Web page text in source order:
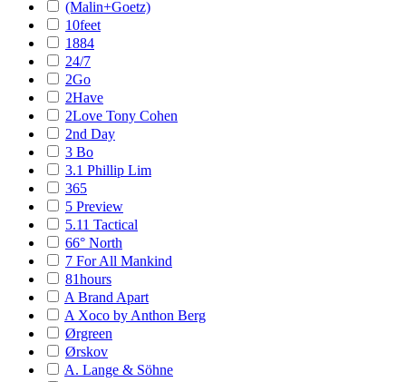
(Malin+Goetz)
10feet
1884
24/7
2Go
2Have
2Love Tony Cohen
2nd Day
3 Bo
3.1 Phillip Lim
365
5 Preview
5.11 Tactical
66° North
7 For All Mankind
81hours
A Brand Apart
A Xoco by Anthon Berg
Ørgreen
Ørskov
A. Lange & Söhne